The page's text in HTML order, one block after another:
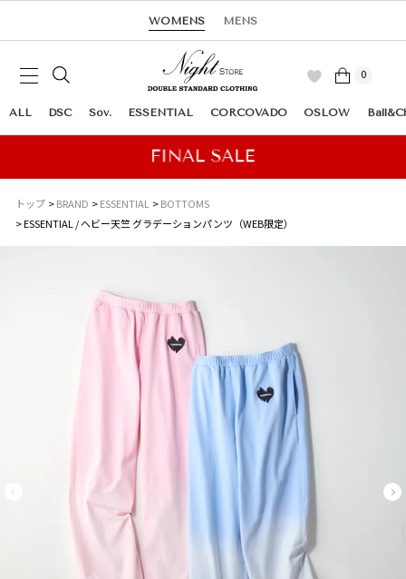
WOMENS MENS
0
ALL DSC Sov. ESSENTIAL CORCOVADO OSLOW
トップ BRAND ESSENTIAL
BOTTOMS
ESSENTIAL / ヘビー天竺 グラデーションパンツ（WEB限定）